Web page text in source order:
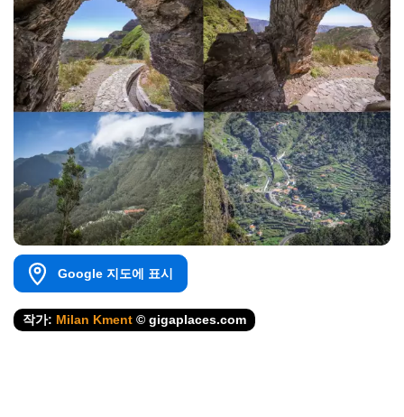
Google 지도에 표시
작가: Milan Kment © gigaplaces.com